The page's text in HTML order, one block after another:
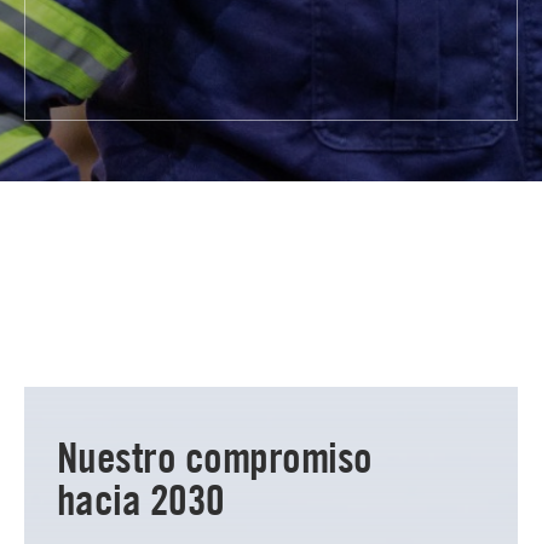
Nuestro compromiso
hacia 2030